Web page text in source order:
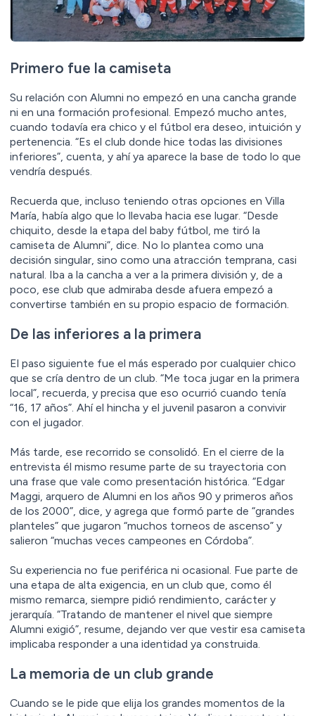
Primero fue la camiseta
Su relación con Alumni no empezó en una cancha grande
ni en una formación profesional. Empezó mucho antes,
cuando todavía era chico y el fútbol era deseo, intuición y
pertenencia. “Es el club donde hice todas las divisiones
inferiores”, cuenta, y ahí ya aparece la base de todo lo que
vendría después.
Recuerda que, incluso teniendo otras opciones en Villa
María, había algo que lo llevaba hacia ese lugar. “Desde
chiquito, desde la etapa del baby fútbol, me tiró la
camiseta de Alumni”, dice. No lo plantea como una
decisión singular, sino como una atracción temprana, casi
natural. Iba a la cancha a ver a la primera división y, de a
poco, ese club que admiraba desde afuera empezó a
convertirse también en su propio espacio de formación.
De las inferiores a la primera
El paso siguiente fue el más esperado por cualquier chico
que se cría dentro de un club. “Me toca jugar en la primera
local”, recuerda, y precisa que eso ocurrió cuando tenía
“16, 17 años”. Ahí el hincha y el juvenil pasaron a convivir
con el jugador.
Más tarde, ese recorrido se consolidó. En el cierre de la
entrevista él mismo resume parte de su trayectoria con
una frase que vale como presentación histórica. “Edgar
Maggi, arquero de Alumni en los años 90 y primeros años
de los 2000”, dice, y agrega que formó parte de “grandes
planteles” que jugaron “muchos torneos de ascenso” y
salieron “muchas veces campeones en Córdoba”.
Su experiencia no fue periférica ni ocasional. Fue parte de
una etapa de alta exigencia, en un club que, como él
mismo remarca, siempre pidió rendimiento, carácter y
jerarquía. “Tratando de mantener el nivel que siempre
Alumni exigió”, resume, dejando ver que vestir esa camiseta
implicaba responder a una identidad ya construida.
La memoria de un club grande
Cuando se le pide que elija los grandes momentos de la